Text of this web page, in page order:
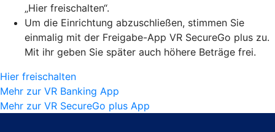
„Hier freischalten“.
Um die Einrichtung abzuschließen, stimmen Sie
einmalig mit der Freigabe-App VR SecureGo plus zu.
Mit ihr geben Sie später auch höhere Beträge frei.
Hier freischalten
Mehr zur VR Banking App
Mehr zur VR SecureGo plus App